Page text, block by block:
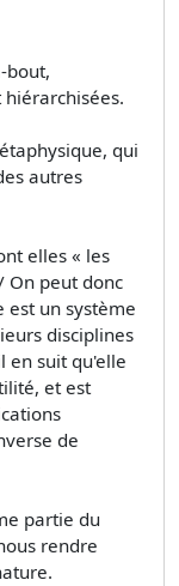
bout,
qui
autres
elles « les
On peut donc
un système
disciplines
en suit qu'elle
et est
de
partie du
rendre